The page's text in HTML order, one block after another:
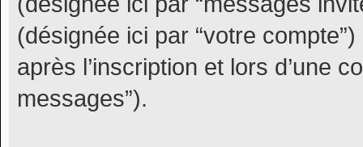
(désignée ici par “votre
après l’inscription et lors d’une
messages”).